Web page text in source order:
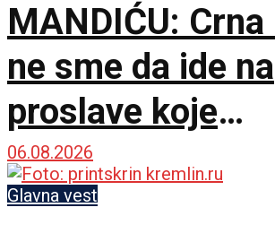
MANDIĆU: Crna
ne sme da ide na
proslave koje
vaskrsavaju bol i
stradanje Srba
06.08.2026
Glavna vest